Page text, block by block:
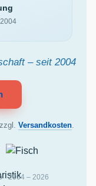
– seit 2004
Versandkosten.
· 2004 – 2026